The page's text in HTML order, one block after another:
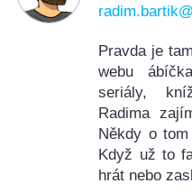
Pravda je
webu
seriály,
Radima
Někdy o
Když už to
hrát nebo